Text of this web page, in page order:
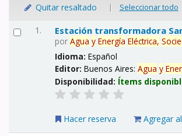
Quitar resaltado | Seleccionar todo
1. Estación transformadora
porAgua y Energía Eléctrica,
Idioma:Español
Editor:Buenos Aires:Agua y
Disponibilidad: Ítems
Hacer reserva Agregar